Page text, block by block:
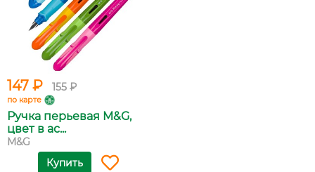
147 ₽ 155 ₽
по карте
Ручка перьевая M&G,
цвет в ас...
M&G
Купить